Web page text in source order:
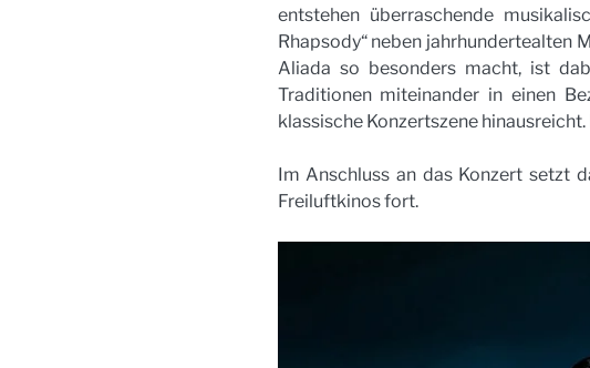
entstehen überraschende
Rhapsody“ neben jahrhundertealten
Aliada so besonders macht, ist
Traditionen miteinander in einen
klassische Konzertszene
Im Anschluss an das Konzert setzt
Freiluftkinos fort.